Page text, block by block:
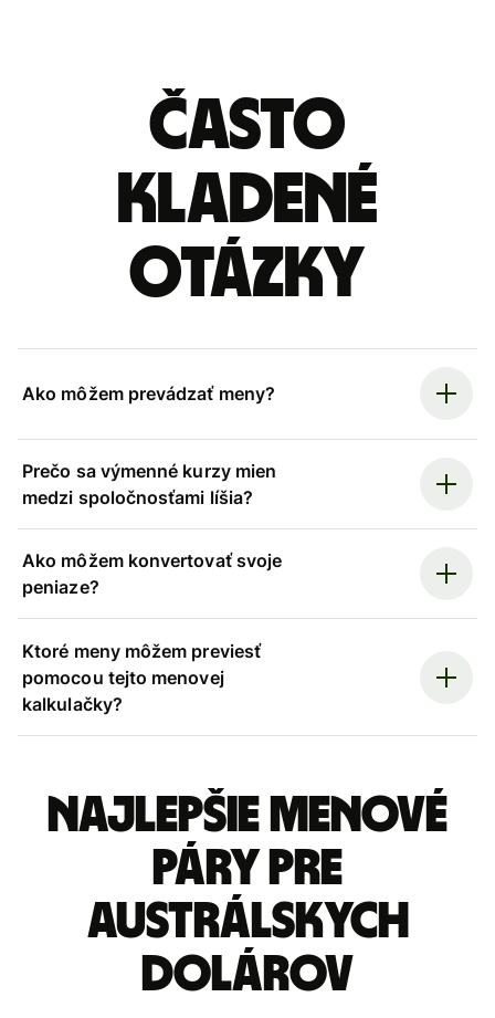
Často
kladené
otázky
Ako môžem prevádzať meny?
Prečo sa výmenné kurzy mien
medzi spoločnosťami líšia?
Ako môžem konvertovať svoje
peniaze?
Ktoré meny môžem previesť
pomocou tejto menovej
kalkulačky?
Najlepšie menové
páry pre
Austrálskych
dolárov